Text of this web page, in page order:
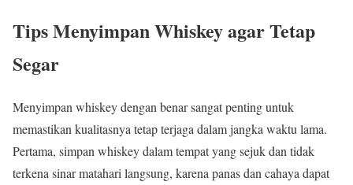
Tips Menyimpan Whiskey agar Tetap
Segar
Menyimpan whiskey dengan benar sangat penting untuk
memastikan kualitasnya tetap terjaga dalam jangka waktu lama.
Pertama, simpan whiskey dalam tempat yang sejuk dan tidak
terkena sinar matahari langsung, karena panas dan cahaya dapat